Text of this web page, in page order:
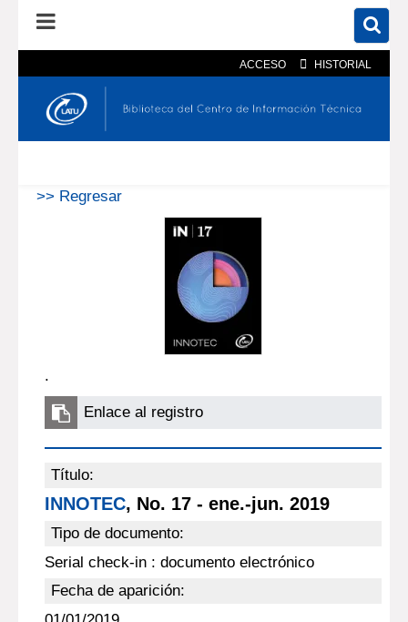
ACCESO HISTORIAL
En el catálogo En el sitio
>> Regresar
.
Enlace al registro
Título:
INNOTEC, No. 17 - ene.-jun. 2019
Tipo de documento:
Serial check-in : documento electrónico
Fecha de aparición: